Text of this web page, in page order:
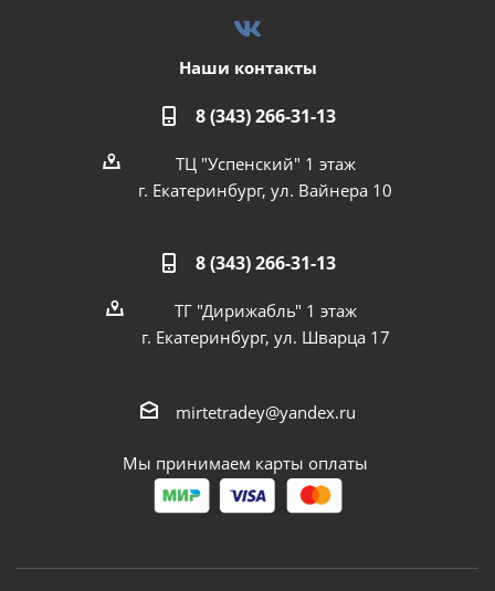
Наши контакты
8 (343) 266-31-13
ТЦ "Успенский" 1 этаж
г. Екатеринбург, ул. Вайнера 10
8 (343) 266-31-13
ТГ "Дирижабль" 1 этаж
г. Екатеринбург, ул. Шварца 17
mirtetradey@yandex.ru
Мы принимаем карты оплаты